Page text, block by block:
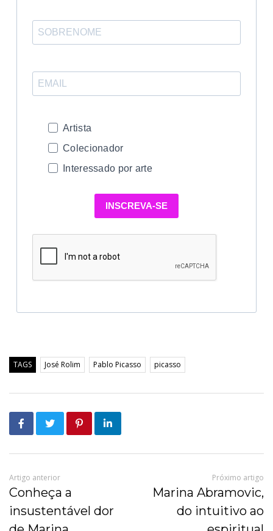
Artista
Colecionador
Interessado por arte
INSCREVA-SE
TAGS José Rolim Pablo Picasso picasso
Artigo anterior
Conheça a
insustentável dor
Próximo artigo
Marina Abramovic,
do intuitivo ao